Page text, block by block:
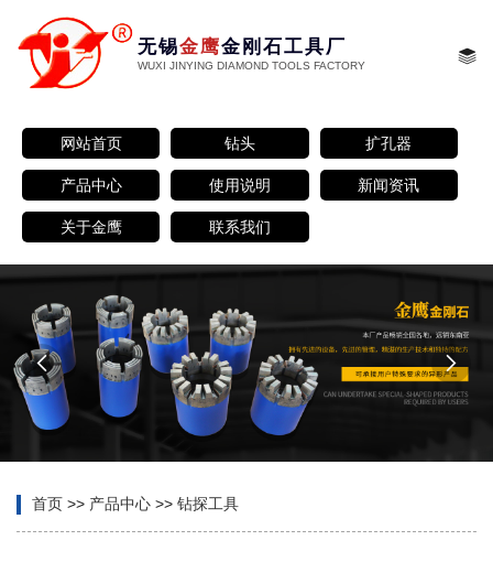
无锡金鹰金刚石工具厂
WUXI JINYING DIAMOND TOOLS FACTORY
网站首页 钻头 扩孔器
产品中心 使用说明 新闻资讯
关于金鹰 联系我们
 
首页 >> 产品中心 >> 钻探工具